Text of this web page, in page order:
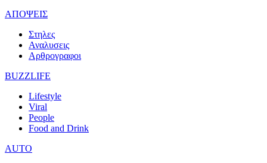
ΑΠΟΨΕΙΣ
Στηλες
Αναλυσεις
Αρθρογραφοι
BUZZLIFE
Lifestyle
Viral
People
Food and Drink
AUTO